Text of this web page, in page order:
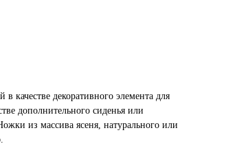
качестве декоративного элемента для
дополнительного сиденья или
из массива ясеня, натурального или